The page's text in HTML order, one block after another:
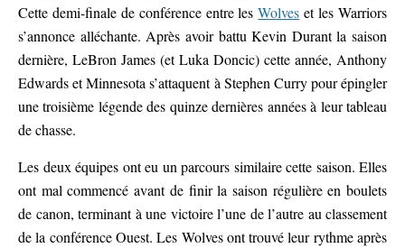
Cette demi-finale de conférence entre lesWolves et les Warriors
s’annonce alléchante. Après avoir battu Kevin Durant la saison
dernière, LeBron James (et Luka Doncic) cette année, Anthony
Edwards et Minnesota s’attaquent à Stephen Curry pour épingler
une troisième légende des quinze dernières années à leur tableau
de chasse.
Les deux équipes ont eu un parcours similaire cette saison. Elles
ont mal commencé avant de finir la saison régulière en boulets
de canon, terminant à une victoire l’une de l’autre au classement
de la conférence Ouest. Les Wolves ont trouvé leur rythme après